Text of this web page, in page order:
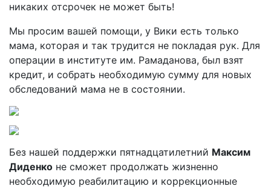
никаких отсрочек не может быть!
Мы просим вашей помощи, у Вики есть только
мама, которая и так трудится не покладая рук. Для
операции в институте им. Рамаданова, был взят
кредит, и собрать необходимую сумму для новых
обследований мама не в состоянии.
Без нашей поддержки пятнадцатилетний Максим
Диденко не сможет продолжать жизненно
необходимую реабилитацию и коррекционные